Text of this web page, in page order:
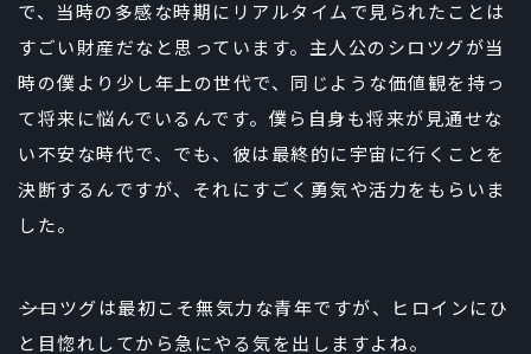
で、当時の多感な時期にリアルタイムで見られたことは
すごい財産だなと思っています。主人公のシロツグが当
時の僕より少し年上の世代で、同じような価値観を持っ
て将来に悩んでいるんです。僕ら自身も将来が見通せな
い不安な時代で、でも、彼は最終的に宇宙に行くことを
決断するんですが、それにすごく勇気や活力をもらいま
した。
――シロツグは最初こそ無気力な青年ですが、ヒロインにひ
と目惚れしてから急にやる気を出しますよね。